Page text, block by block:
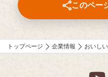
このペー
トップページ 企業情報 おいし